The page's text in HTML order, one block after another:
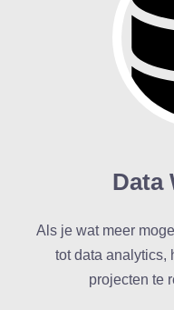
Data
Als je wat meer
tot data analytics,
projecten te